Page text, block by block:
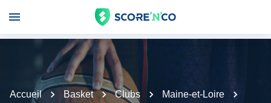
Accueil Basket Clubs
Maine-et-Loire